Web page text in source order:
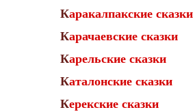
Каракалпакские сказки
Карачаевские сказки
Карельские сказки
Каталонские сказки
Керекские сказки